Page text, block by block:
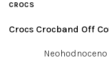
Crocs Crocband Off
CROCS
hodnocení
Neohodnoceno